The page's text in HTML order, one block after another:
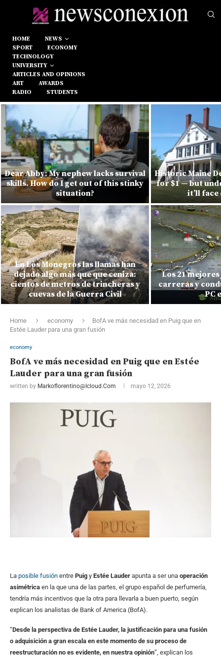
HOME
NEWS
SPORT
ECONOMY
TECHNOLOGY
UNIVERSITY
ARTICLES AND OPINIONS
ART
AWARDS
RADIO
STUDENTS
Dear Abby: My nephew lacks survival
skills. How do I get out of this stinky
situation?
En Los Monegros las llamas han
dejado algo más que que ceniza:
cientos de metros de trincheras y
cuevas de la Guerra Civil
Historic Maine
for $1 — but
it’ll
Los 21
carreras y
PC
Home economy
BofA ve más necesidad en Puig que en
Estée Lauder para una gran fusión
economy
BofA ve más necesidad en Puig que en Estée
Lauder para una gran fusión
written by Markoflorentino@icloud.com mayo 12, 2026
La posible fusión entre Puig y Estée Lauder apunta a ser una operación
asimétrica en la que una de las partes, el grupo español de perfumería,
tendría más incentivos que la otra para llevarla a buen puerto, según
explican los analistas de Bank of America (BofA).
“Desde la perspectiva de Estée Lauder, la justificación para una fusión
o adquisición a gran escala en este momento de su proceso de
reestructuración no es evidente, en nuestra opinión”, explican los